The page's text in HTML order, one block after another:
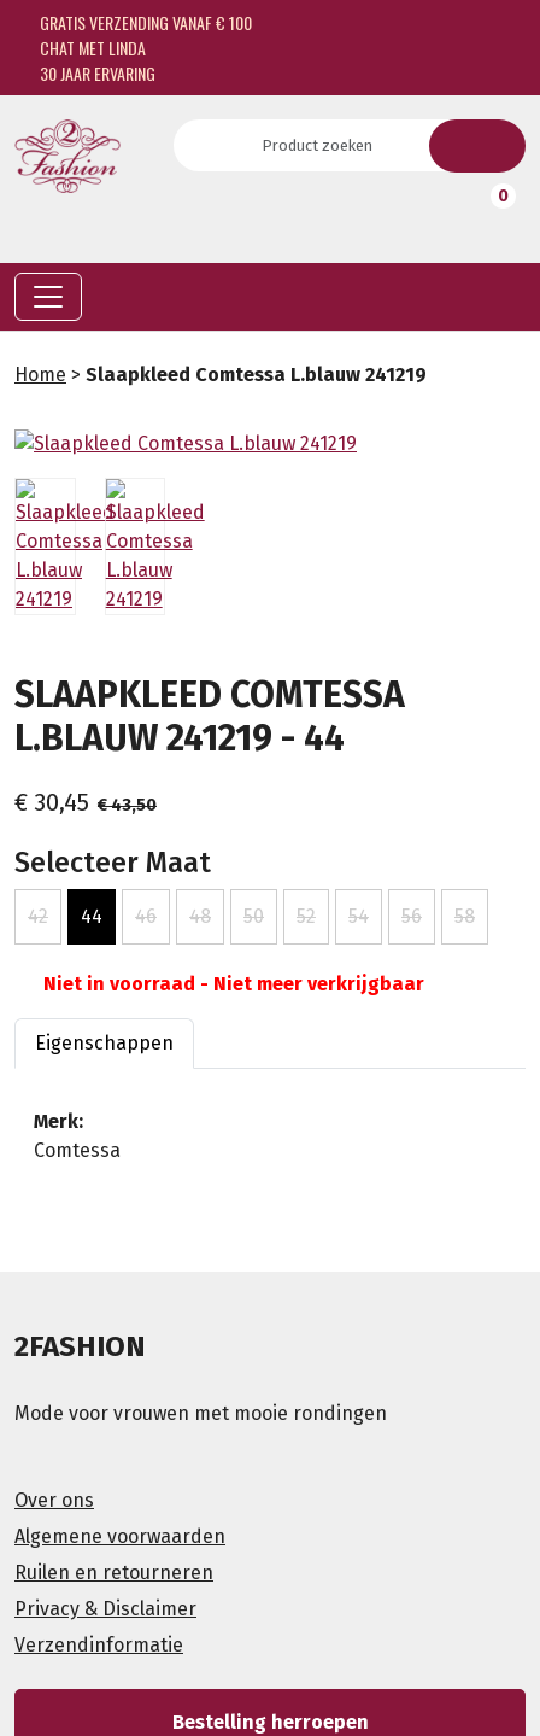
GRATIS VERZENDING VANAF € 100
CHAT MET LINDA
30 JAAR ERVARING
0
Home > Slaapkleed Comtessa L.blauw 241219
SLAAPKLEED COMTESSA
L.BLAUW 241219 - 44
€ 30,45 € 43,50
Selecteer Maat
42 44 46 48 50 52 54 56 58
Niet in voorraad - Niet meer verkrijgbaar
Eigenschappen
Merk:
Comtessa
2FASHION
Mode voor vrouwen met mooie rondingen
Over ons
Algemene voorwaarden
Ruilen en retourneren
Privacy & Disclaimer
Verzendinformatie
Bestelling herroepen